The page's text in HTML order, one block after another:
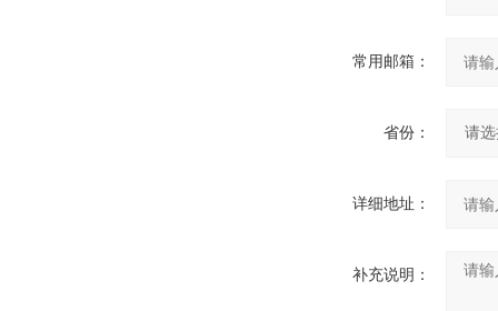
常用邮箱：
省份：
详细地址：
补充说明：